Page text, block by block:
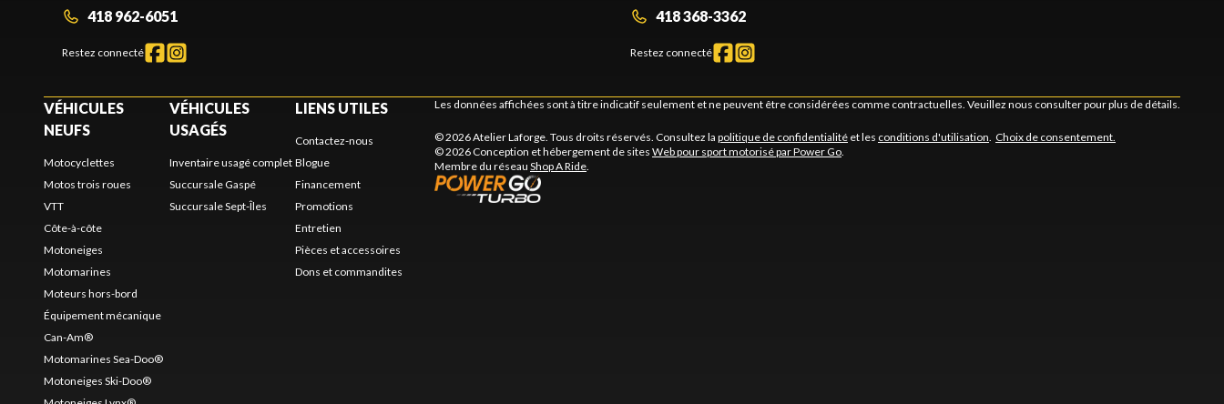
418 962-6051
Restez connecté
418 368-3362
Restez connecté
VÉHICULES
NEUFS
Motocyclettes
Motos trois roues
VTT
Côte-à-côte
Motoneiges
Motomarines
Moteurs hors-bord
Équipement mécanique
Can-Am®
Motomarines Sea-Doo®
Motoneiges Ski-Doo®
VÉHICULES
USAGÉS
Inventaire usagé complet
Succursale Gaspé
Succursale Sept-Îles
LIENS UTILES
Contactez-nous
Blogue
Financement
Promotions
Entretien
Pièces et accessoires
Dons et commandites
Les données affichées sont à titre indicatif seulement et ne peuvent être considérées comme contractuelles. Veuillez nous consulter pour plus de détails.
© 2026 Atelier Laforge. Tous droits réservés. Consultez la politique de confidentialité et les conditions d'utilisation Choix de consentement.
© 2026 Conception et hébergement de sites Web pour sport motorisé par Power Go
Membre du réseau Shop A Ride